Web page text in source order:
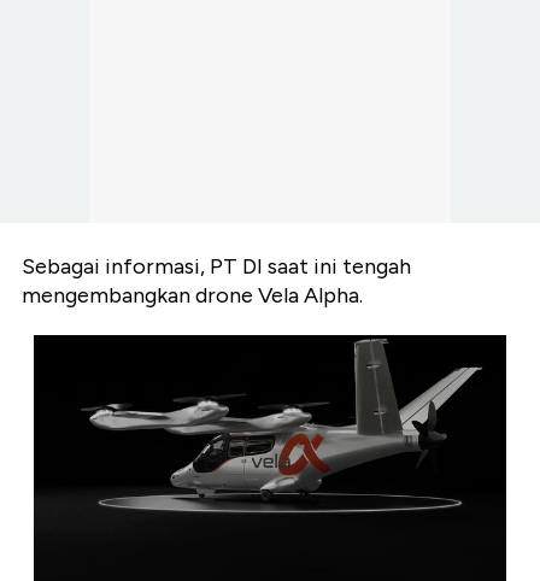
Sebagai informasi, PT DI saat ini tengah
mengembangkan drone Vela Alpha.